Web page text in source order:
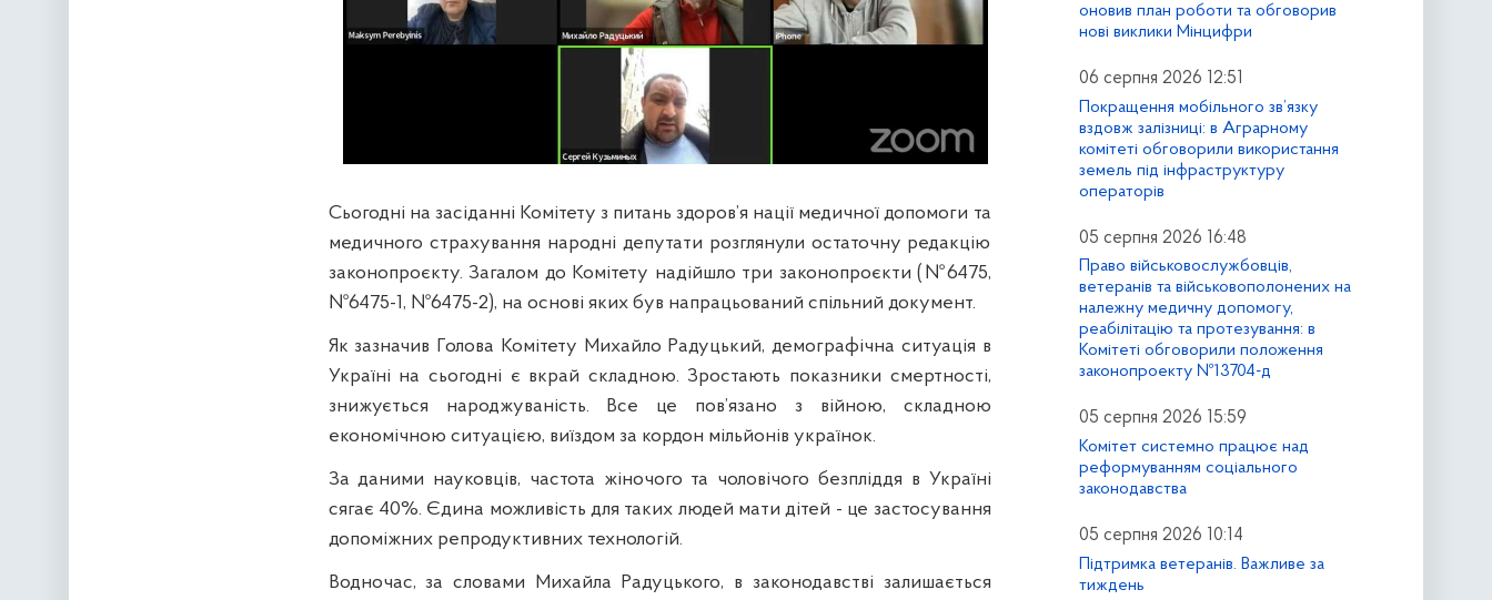
Сьогодні на засіданні Комітету з питань здоров’я нації медичної допомоги та
медичного страхування народні депутати розглянули остаточну редакцію
законопроєкту. Загалом до Комітету надійшло три законопроєкти (№6475,
№6475-1, №6475-2), на основі яких був напрацьований спільний документ.
Як зазначив Голова Комітету Михайло Радуцький, демографічна ситуація в
Україні на сьогодні є вкрай складною. Зростають показники смертності,
знижується народжуваність. Все це пов’язано з війною, складною
економічною ситуацією, виїздом за кордон мільйонів українок.
За даними науковців, частота жіночого та чоловічого безпліддя в Україні
сягає 40%. Єдина можливість для таких людей мати дітей - це застосування
допоміжних репродуктивних технологій.
Водночас, за словами Михайла Радуцького, в законодавстві залишається
оновив план роботи та обговорив
нові виклики Мінцифри
06 серпня 2026 12:51
Покращення мобільного зв’язку
вздовж залізниці: в Аграрному
комітеті обговорили використання
земель під інфраструктуру
операторів
05 серпня 2026 16:48
Право військовослужбовців,
ветеранів та військовополонених на
належну медичну допомогу,
реабілітацію та протезування: в
Комітеті обговорили положення
законопроекту №13704-д
05 серпня 2026 15:59
Комітет системно працює над
реформуванням соціального
законодавства
05 серпня 2026 10:14
Підтримка ветеранів. Важливе за
тиждень